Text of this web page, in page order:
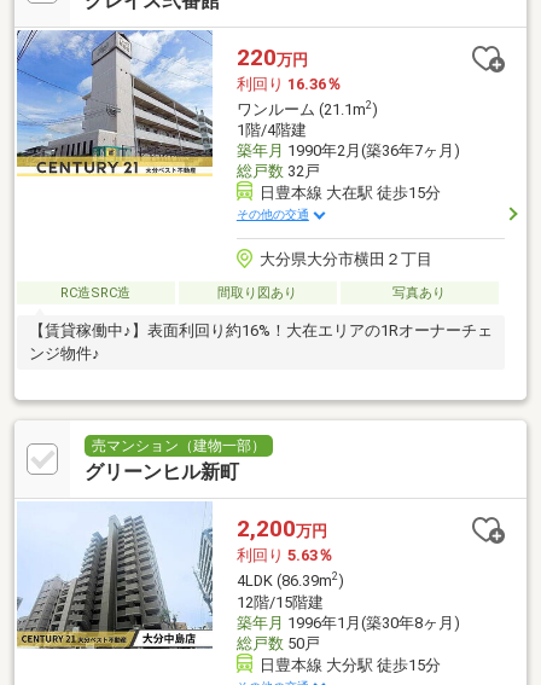
220万円
利回り 16.36％
ワンルーム (21.1m2)
1階/4階建
築年月 1990年2月(築36年7ヶ月)
総戸数32戸
日豊本線 大在駅 徒歩15分
その他の交通
大分県大分市横田２丁目
RC造SRC造 間取り図あり 写真あり
【賃貸稼働中♪】表面利回り約16%！大在エリアの1Rオーナーチェ
ンジ物件♪
売マンション（建物一部）
グリーンヒル新町
2,200万円
利回り 5.63％
4LDK (86.39m2)
12階/15階建
築年月 1996年1月(築30年8ヶ月)
総戸数50戸
日豊本線 大分駅 徒歩15分